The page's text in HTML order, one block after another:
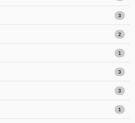
3
2
1
3
3
1